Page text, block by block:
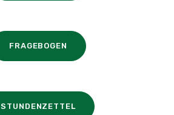
FRAGEBOGEN
STUNDENZETTEL